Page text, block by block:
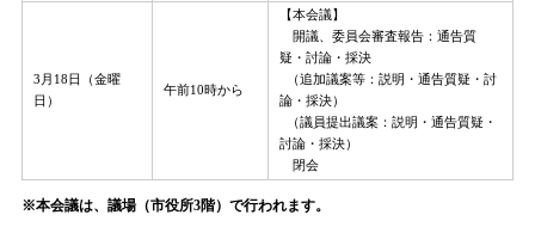
3月18日（金曜
日）
午前10時から
【本会議】
開議、委員会審査報告：通告質
疑・討論・採決
（追加議案等：説明・通告質疑・討
論・採決）
（議員提出議案：説明・通告質疑・
討論・採決）
閉会
※本会議は、議場（市役所3階）で行われます。